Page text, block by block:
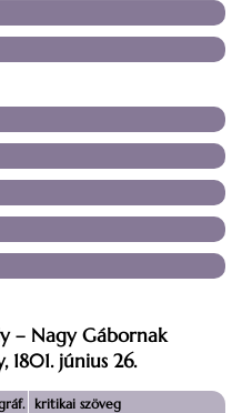
– Nagy Gábornak
1801. június 26.
kritikai szöveg